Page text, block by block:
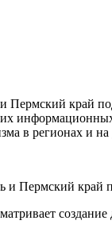
и Пермский край
в регионах и
и Пермский